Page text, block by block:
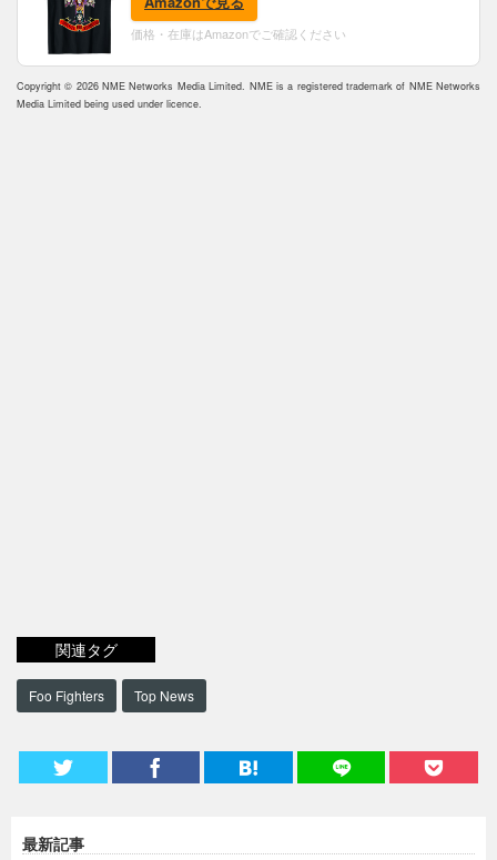
価格・在庫はAmazonでご確認ください
Copyright © 2026 NME Networks Media Limited. NME is a registered trademark of NME Networks
Media Limited being used under licence.
関連タグ
Foo Fighters Top News
最新記事